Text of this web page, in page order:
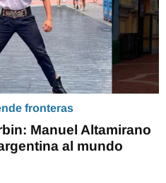
fronteras
Manuel Altamirano
al mundo